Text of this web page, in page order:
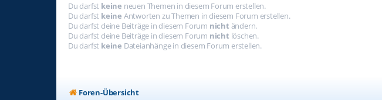
Du darfst keine neuen Themen in diesem Forum erstellen.
Du darfst keine Antworten zu Themen in diesem Forum erstellen.
Du darfst deine Beiträge in diesem Forum nicht ändern.
Du darfst deine Beiträge in diesem Forum nicht löschen.
Du darfst keine Dateianhänge in diesem Forum erstellen.
Foren-Übersicht